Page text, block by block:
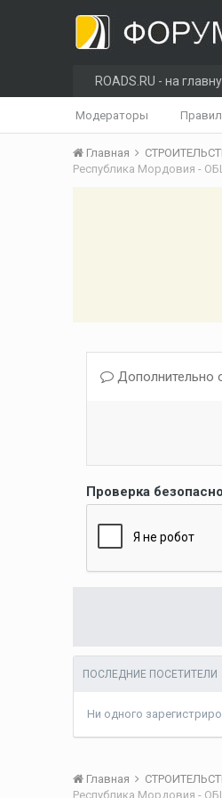
ROADS.RU - на
Модераторы
Главная
Республика Мордовия -
Дополнительно
Проверка
ПОСЛЕДНИЕ ПОСЕТИТЕЛИ
Ни одного
Главная
Республика Мордовия -